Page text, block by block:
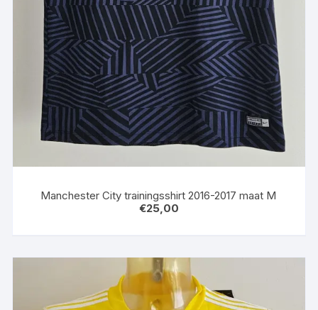
Manchester City trainingsshirt 2016-2017 maat M
€25,00